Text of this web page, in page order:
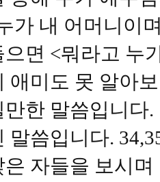
가 내 어머니이
으면 <뭐라고 누
애미도 못 알아
만한 말씀입니다
말씀입니다.
은 자들을 보시